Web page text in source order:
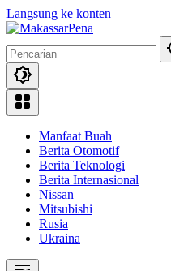
Langsung ke konten
Manfaat Buah
Berita Otomotif
Berita Teknologi
Berita Internasional
Nissan
Mitsubishi
Rusia
Ukraina